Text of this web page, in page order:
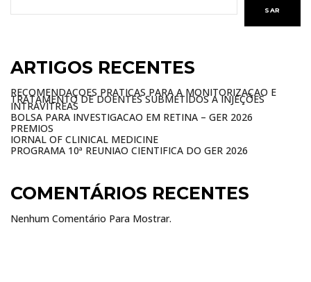
SAR
ARTIGOS RECENTES
RECOMENDAÇÕES PRÁTICAS PARA A MONITORIZAÇÃO E
TRATAMENTO DE DOENTES SUBMETIDOS A INJEÇÕES
INTRAVÍTREAS
BOLSA PARA INVESTIGAÇÃO EM RETINA – GER 2026
PRÉMIOS
JORNAL OF CLINICAL MEDICINE
PROGRAMA 10ª REUNIÃO CIENTIFICA DO GER 2026
COMENTÁRIOS RECENTES
Nenhum Comentário Para Mostrar.